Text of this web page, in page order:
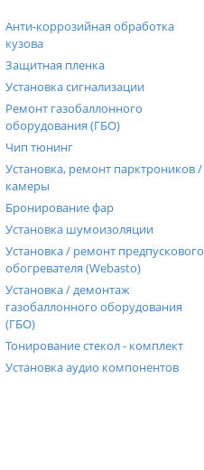
Анти-коррозийная обработка
кузова
Защитная пленка
Установка сигнализации
Ремонт газобаллонного
оборудования (ГБО)
Чип тюнинг
Установка, ремонт парктроников /
камеры
Бронирование фар
Установка шумоизоляции
Установка / ремонт предпускового
обогревателя (Webasto)
Установка / демонтаж
газобаллонного оборудования
(ГБО)
Тонирование стекол - комплект
Установка аудио компонентов